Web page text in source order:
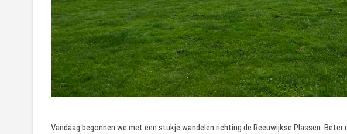
Vandaag begonnen we met een stukje wandelen richting de Reeuwijkse Plassen.